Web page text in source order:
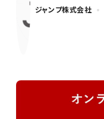
ジャンプ株式会社